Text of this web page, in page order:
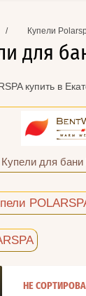
/ Купели
для
купить в
Купели для бани
НЕ